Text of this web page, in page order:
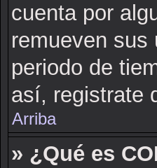
cuenta por
remueven sus
periodo de
así, registrate
Arriba
» ¿Qué es